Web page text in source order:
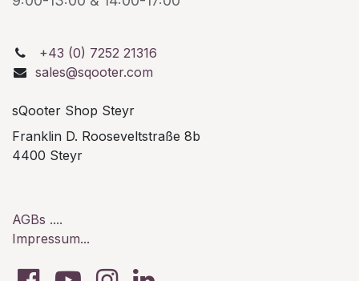
+43 (0) 7252 21316
sales@sqooter.com
sQooter Shop Steyr
Franklin D. Rooseveltstraße 8b
4400 Steyr
AGBs ....
Impressum...